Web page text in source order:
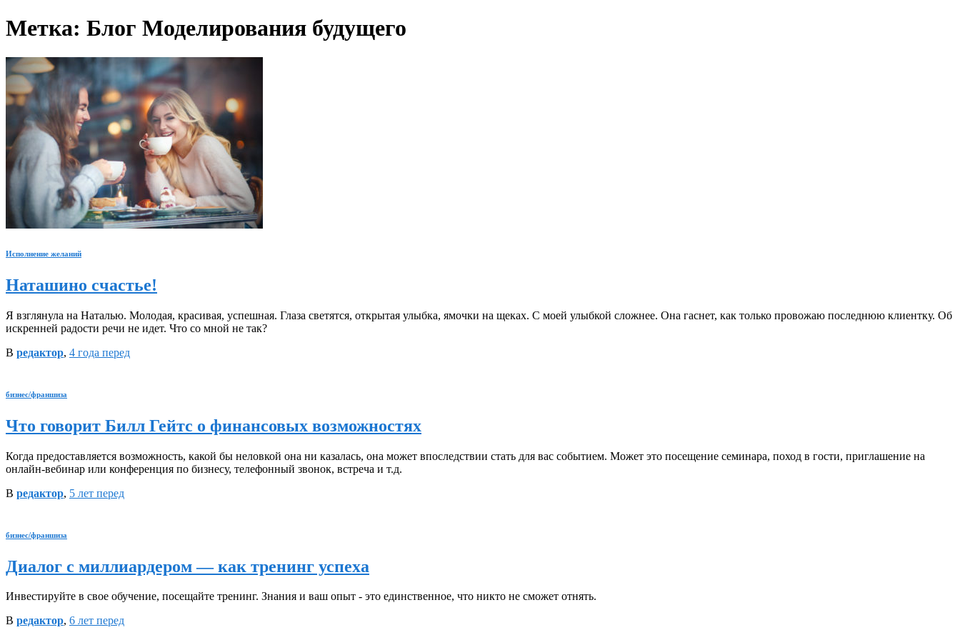
Метка: Блог Моделирования будущего
Исполнение желаний
Наташино счастье!
Я взглянула на Наталью. Молодая, красивая, успешная. Глаза светятся, открытая улыбка, ямочки на щеках. С моей улыбкой сложнее. Она гаснет, как только провожаю последнюю клиентку. Об
искренней радости речи не идет. Что со мной не так?
В редактор, 4 года перед
бизнес/франшиза
Что говорит Билл Гейтс о финансовых возможностях
Когда предоставляется возможность, какой бы неловкой она ни казалась, она может впоследствии стать для вас событием. Может это посещение семинара, поход в гости, приглашение на
онлайн-вебинар или конференция по бизнесу, телефонный звонок, встреча и т.д.
В редактор, 5 лет перед
бизнес/франшиза
Диалог с миллиардером — как тренинг успеха
Инвестируйте в свое обучение, посещайте тренинг. Знания и ваш опыт - это единственное, что никто не сможет отнять.
В редактор, 6 лет перед